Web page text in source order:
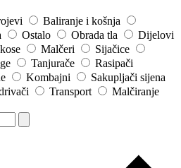
Baliranje i košnja
Ostalo Obrada tla
Dijelovi
Malčeri
Sijačice
Tanjurače
Rasipači
Kombajni
Sakupljači sijena
Transport
Malčiranje